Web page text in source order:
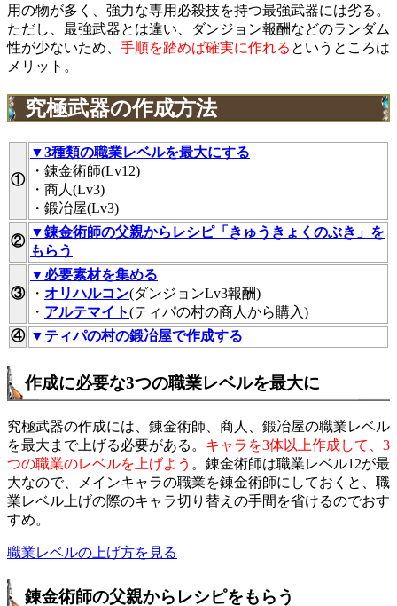
用の物が多く、強力な専用必殺技を持つ最強武器には劣る。
ただし、最強武器とは違い、ダンジョン報酬などのランダム
性が少ないため、 手順を踏めば確実に作れる というところは
メリット。
究極武器の作成方法
①
▼3種類の職業レベルを最大にする
・錬金術師(Lv12)
・商人(Lv3)
・鍛冶屋(Lv3)
②
▼錬金術師の父親からレシピ「きゅうきょくのぶき」を
もらう
③
▼必要素材を集める
・ オリハルコン(ダンジョンLv3報酬)
・ アルテマイト(ティパの村の商人から購入)
④ ▼ティパの村の鍛冶屋で作成する
作成に必要な3つの職業レベルを最大に
究極武器の作成には、錬金術師、商人、鍛冶屋の職業レベル
を最大まで上げる必要がある。 キャラを3体以上作成して、3
つの職業のレベルを上げよう 。錬金術師は職業レベル12が最
大なので、メインキャラの職業を錬金術師にしておくと、職
業レベル上げの際のキャラ切り替えの手間を省けるのでおす
すめ。
職業レベルの上げ方を見る
錬金術師の父親からレシピをもらう